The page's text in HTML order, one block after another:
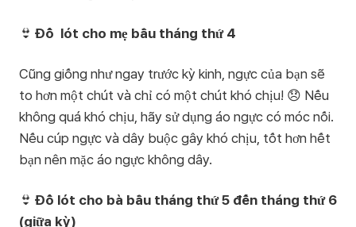
👙 Đồ lót cho mẹ bầu tháng thứ 4
Cũng giống như ngay trước kỳ kinh, ngực của bạn sẽ
to hơn một chút và chỉ có một chút khó chịu! 😞 Nếu
không quá khó chịu, hãy sử dụng áo ngực có móc nối.
Nếu cúp ngực và dây buộc gây khó chịu, tốt hơn hết
bạn nên mặc áo ngực không dây.
👙 Đồ lót cho bà bầu tháng thứ 5 đến tháng thứ 6
(giữa kỳ)